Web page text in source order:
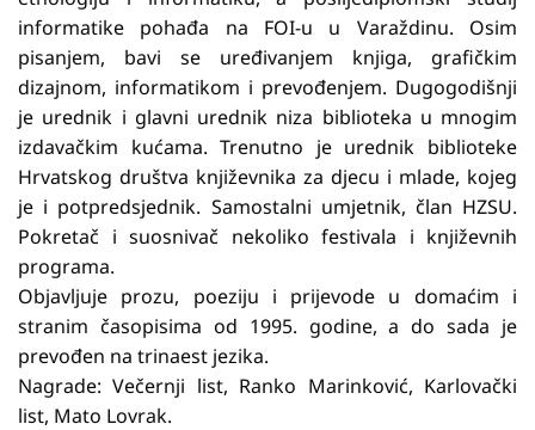
informatike pohađa na FOI-u u Varaždinu. Osim
pisanjem, bavi se uređivanjem knjiga, grafičkim
dizajnom, informatikom i prevođenjem. Dugogodišnji
je urednik i glavni urednik niza biblioteka u mnogim
izdavačkim kućama. Trenutno je urednik biblioteke
Hrvatskog društva književnika za djecu i mlade, kojeg
je i potpredsjednik. Samostalni umjetnik, član HZSU.
Pokretač i suosnivač nekoliko festivala i književnih
programa.
Objavljuje prozu, poeziju i prijevode u domaćim i
stranim časopisima od 1995. godine, a do sada je
prevođen na trinaest jezika.
Nagrade: Večernji list, Ranko Marinković, Karlovački
list, Mato Lovrak.